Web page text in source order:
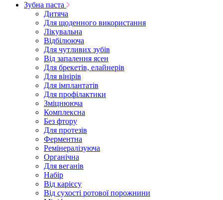
Зубна паста
Дитяча
Для щоденного використання
Лікувальна
Відбілююча
Для чутливих зубів
Від запалення ясен
Для брекетів, елайнерів
Для вінірів
Для імплантатів
Для профілактики
Зміцнююча
Комплексна
Без фтору
Для протезів
Ферментна
Ремінералізуюча
Органічна
Для веганів
Набір
Від карієсу
Від сухості ротової порожнини